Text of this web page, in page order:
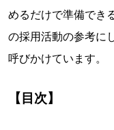
めるだけで準備でき
の採用活動の参考に
呼びかけています。
【目次】